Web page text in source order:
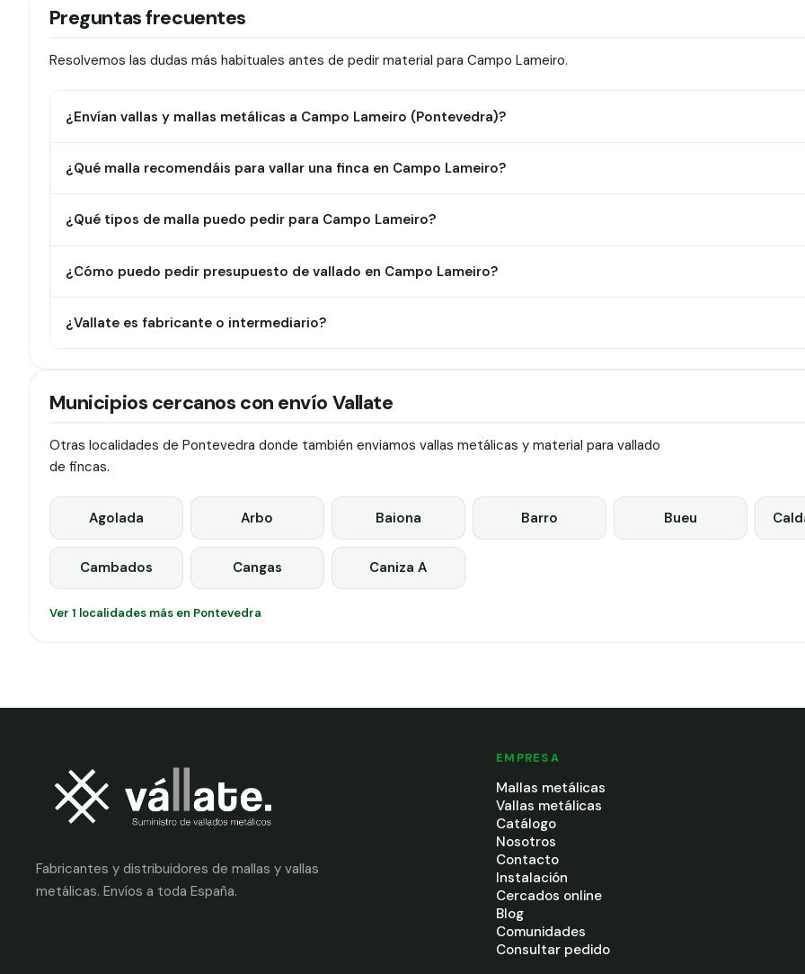
Preguntas frecuentes
Resolvemos las dudas más habituales antes de pedir material para Campo Lameiro.
¿Envían vallas y mallas metálicas a Campo Lameiro (Pontevedra)?
¿Qué malla recomendáis para vallar una finca en Campo Lameiro?
¿Qué tipos de malla puedo pedir para Campo Lameiro?
¿Cómo puedo pedir presupuesto de vallado en Campo Lameiro?
¿Vallate es fabricante o intermediario?
Municipios cercanos con envío Vallate
Otras localidades de Pontevedra donde también enviamos vallas metálicas y material para vallado
de fincas.
Agolada Arbo Baiona Barro Bueu
Cambados Cangas Caniza A
Ver 1 localidades más en Pontevedra
Fabricantes y distribuidores de mallas y vallas
metálicas. Envíos a toda España.
EMPRESA
Mallas metálicas
Vallas metálicas
Catálogo
Nosotros
Contacto
Instalación
Cercados online
Blog
Comunidades
Consultar pedido